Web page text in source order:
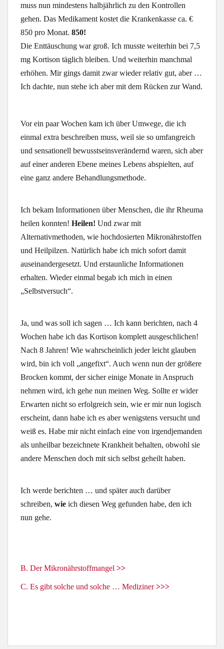
muss nun mindestens halbjährlich zu den Kontrollen
gehen. Das Medikament kostet die Krankenkasse ca. €
850 pro Monat. 850!
Die Enttäuschung war groß. Ich musste weiterhin bei 7,5
mg Kortison täglich bleiben. Und weiterhin manchmal
erhöhen. Mir gings damit zwar wieder relativ gut, aber …
Ich dachte, nun stehe ich aber mit dem Rücken zur Wand.
Vor ein paar Wochen kam ich über Umwege, die ich
einmal extra beschreiben muss, weil sie so umfangreich
und sensationell bewusstseinsverändernd waren, sich aber
auf einer anderen Ebene meines Lebens abspielten, auf
eine ganz andere Behandlungsmethode.
Ich bekam Informationen über Menschen, die ihr Rheuma
heilen konnten! Heilen! Und zwar mit
Alternativmethoden, wie hochdosierten Mikronährstoffen
und Heilpilzen. Natürlich habe ich mich sofort damit
auseinandergesetzt. Und erstaunliche Informationen
erhalten. Wieder einmal begab ich mich in einen
„Selbstversuch“.
Ja, und was soll ich sagen … Ich kann berichten, nach 4
Wochen habe ich das Kortison komplett ausgeschlichen!
Nach 8 Jahren! Wie wahrscheinlich jeder leicht glauben
wird, bin ich voll „angefixt“. Auch wenn nun der größere
Brocken kommt, der sicher einige Monate in Anspruch
nehmen wird, ich gehe nun meinen Weg. Sollte er wider
Erwarten nicht so erfolgreich sein, wie er mir nun logisch
erscheint, dann habe ich es aber wenigstens versucht und
weiß es. Habe mir nicht einfach eine von irgendjemanden
als unheilbar bezeichnete Krankheit behalten, obwohl sie
andere Menschen doch mit sich selbst geheilt haben.
Ich werde berichten … und später auch darüber
schreiben, wie ich diesen Weg gefunden habe, den ich
nun gehe.
B. Der Mikronährstoffmangel >>
C. Es gibt solche und solche … Mediziner>>>